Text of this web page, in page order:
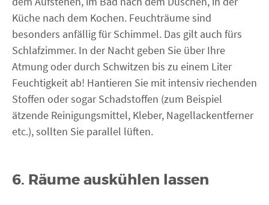
Küche nach dem Kochen. Feuchträume sind
besonders anfällig für Schimmel. Das gilt auch fürs
Schlafzimmer. In der Nacht geben Sie über Ihre
Atmung oder durch Schwitzen bis zu einem Liter
Feuchtigkeit ab! Hantieren Sie mit intensiv riechenden
Stoffen oder sogar Schadstoffen (zum Beispiel
ätzende Reinigungsmittel, Kleber, Nagellackentferner
etc.), sollten Sie parallel lüften.
6. Räume auskühlen lassen